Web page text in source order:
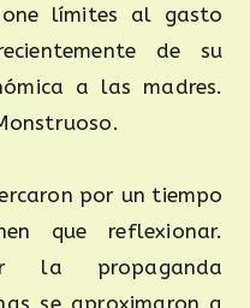
límites al gasto
de su
a las madres.
por un tiempo
que reflexionar.
la propaganda
se aproximaron a